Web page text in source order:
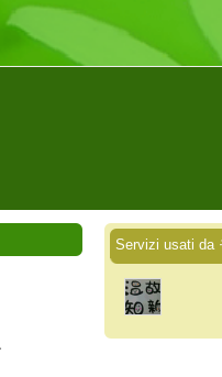
Servizi usati da